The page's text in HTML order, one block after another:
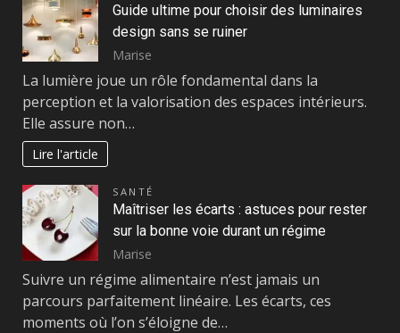
Guide ultime pour choisir des luminaires
design sans se ruiner
Marise
La lumière joue un rôle fondamental dans la
perception et la valorisation des espaces intérieurs.
Elle assure non…
Lire l'article
SANTÉ
Maîtriser les écarts : astuces pour rester
sur la bonne voie durant un régime
Marise
Suivre un régime alimentaire n’est jamais un
parcours parfaitement linéaire. Les écarts, ces
moments où l’on s’éloigne de…